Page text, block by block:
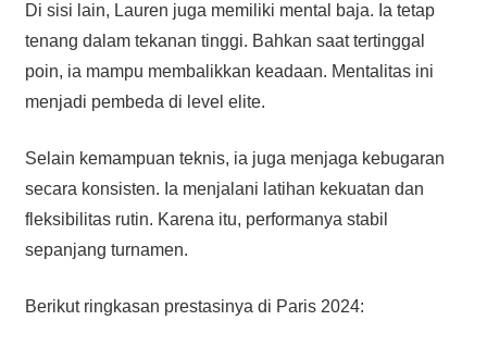
Di sisi lain, Lauren juga memiliki mental baja. Ia tetap
tenang dalam tekanan tinggi. Bahkan saat tertinggal
poin, ia mampu membalikkan keadaan. Mentalitas ini
menjadi pembeda di level elite.
Selain kemampuan teknis, ia juga menjaga kebugaran
secara konsisten. Ia menjalani latihan kekuatan dan
fleksibilitas rutin. Karena itu, performanya stabil
sepanjang turnamen.
Berikut ringkasan prestasinya di Paris 2024: